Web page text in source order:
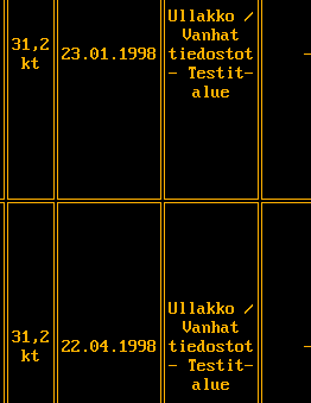
31,2
kt
23.01.1998
Ullakko /
Vanhat
tiedostot
- Testit-
alue
31,2
kt
22.04.1998
Ullakko /
Vanhat
tiedostot
- Testit-
alue